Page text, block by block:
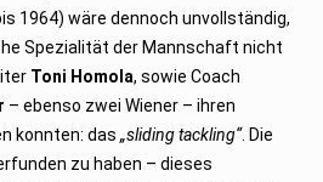
1964) wäre dennoch unvollständig,
Spezialität der Mannschaft nicht
Toni Homola, sowie Coach
– ebenso zwei Wiener – ihren
konnten: das„sliding tackling“. Die
zu haben – dieses